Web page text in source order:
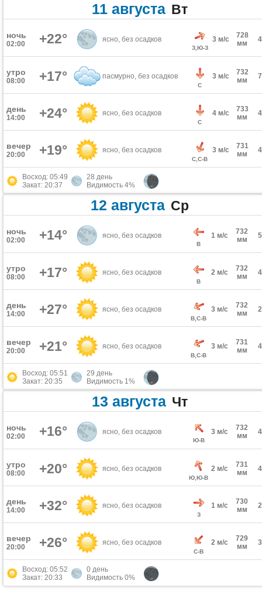
11 августа Вт
ночь
02:00 +22° ясно, без осадков
З,Ю-З
3 м/с
728
мм
утро
08:00 +17° пасмурно, без осадков
С
3 м/с
732
мм
день
14:00 +24° ясно, без осадков
С
4 м/с
733
мм
вечер
20:00 +19° ясно, без осадков
С,С-В
3 м/с
731
мм
Восход: 05:49
Закат: 20:37
28 день
Видимость 4%
12 августа Ср
ночь
02:00 +14° ясно, без осадков
В
1 м/с
732
мм
утро
08:00 +17° ясно, без осадков
В
2 м/с
732
мм
день
14:00 +27° ясно, без осадков
В,С-В
3 м/с
732
мм
вечер
20:00 +21° ясно, без осадков
В,С-В
3 м/с
731
мм
Восход: 05:51
Закат: 20:35
29 день
Видимость 1%
13 августа Чт
ночь
02:00 +16° ясно, без осадков
Ю-В
3 м/с
732
мм
утро
08:00 +20° ясно, без осадков
Ю,Ю-В
2 м/с
731
мм
день
14:00 +32° ясно, без осадков
З
1 м/с
730
мм
вечер
20:00 +26° ясно, без осадков
С-В
2 м/с
729
мм
Восход: 05:52
Закат: 20:33
0 день
Видимость 0%